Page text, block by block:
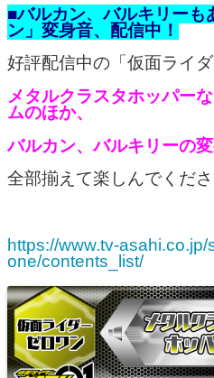
■バルカン、バルキリーも
ン」変身音、配信中！
好評配信中の「仮面ライ
メタルクラスタホッパー
ムのほか、
バルカン、バルキリーの
全部揃えて楽しんでくださ
https://www.tv-
one/contents_list/